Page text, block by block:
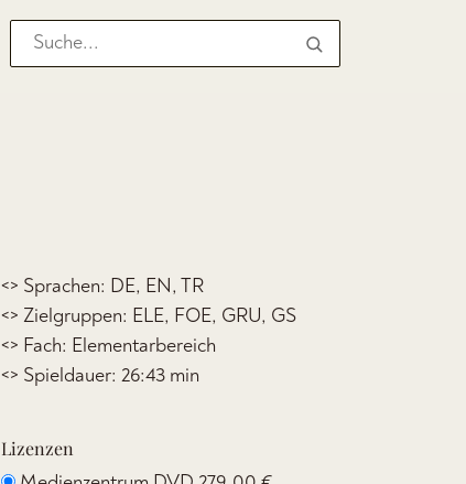
<> Sprachen: DE, EN, TR
<> Zielgruppen: ELE, FOE, GRU, GS
<> Fach: Elementarbereich
<> Spieldauer: 26:43 min
Lizenzen